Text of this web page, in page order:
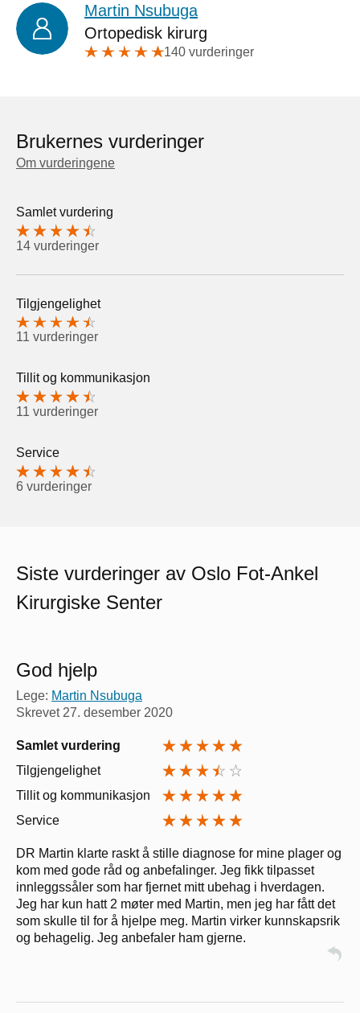
Martin Nsubuga
Ortopedisk kirurg
140 vurderinger
Brukernes vurderinger
Om vurderingene
Samlet vurdering
14 vurderinger
Tilgjengelighet
11 vurderinger
Tillit og kommunikasjon
11 vurderinger
Service
6 vurderinger
Siste vurderinger av Oslo Fot-Ankel
Kirurgiske Senter
God hjelp
Lege: Martin Nsubuga
Skrevet 27. desember 2020
Samlet vurdering
Tilgjengelighet
Tillit og kommunikasjon
Service
DR Martin klarte raskt å stille diagnose for mine plager og
kom med gode råd og anbefalinger. Jeg fikk tilpasset
innleggssåler som har fjernet mitt ubehag i hverdagen.
Jeg har kun hatt 2 møter med Martin, men jeg har fått det
som skulle til for å hjelpe meg. Martin virker kunnskapsrik
og behagelig. Jeg anbefaler ham gjerne.